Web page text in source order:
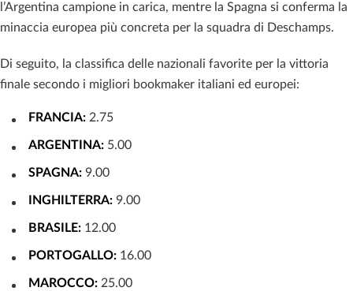
l’Argentina campione in carica, mentre la Spagna si conferma la
minaccia europea più concreta per la squadra di Deschamps.
Di seguito, la classifica delle nazionali favorite per la vittoria
finale secondo i migliori bookmaker italiani ed europei:
FRANCIA: 2.75
ARGENTINA: 5.00
SPAGNA: 9.00
INGHILTERRA: 9.00
BRASILE: 12.00
PORTOGALLO: 16.00
MAROCCO: 25.00